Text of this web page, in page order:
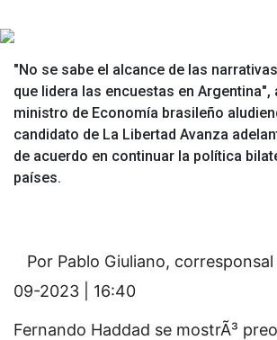
"No se sabe el alcance de las
que lidera las encuestas en Argentina",
ministro de Economía brasileño
candidato de La Libertad Avanza
de acuerdo en continuar la política
países.
Por Pablo Giuliano, corresponsal
09-2023 | 16:40
Fernando Haddad se mostrÃ³